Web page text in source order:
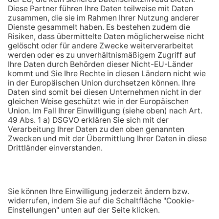
Kontakt
Jetzt Prämie sichern!
Empfehlen!
123energie ist die Online Marke der
Seit über 110 Jahren größter Energieversorger in
der Pfalz und im Saarpfalz-Kreis